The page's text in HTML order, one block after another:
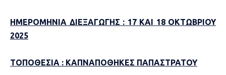
ΗΜΕΡΟΜΗΝΙΑ ΔΙΕΞΑΓΩΓΗΣ : 17 ΚΑΙ 18 ΟΚΤΩΒΡΙΟΥ
2025
ΤΟΠΟΘΕΣΙΑ : ΚΑΠΝΑΠΟΘΗΚΕΣ ΠΑΠΑΣΤΡΑΤΟΥ